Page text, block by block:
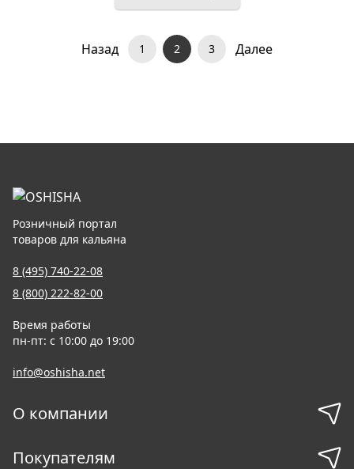
Назад 1 2 3 Далее
Розничный портал
товаров для кальяна
8 (495) 740-22-08
8 (800) 222-82-00
Время работы
пн-пт: с 10:00 до 19:00
info@oshisha.net
О компании
Покупателям